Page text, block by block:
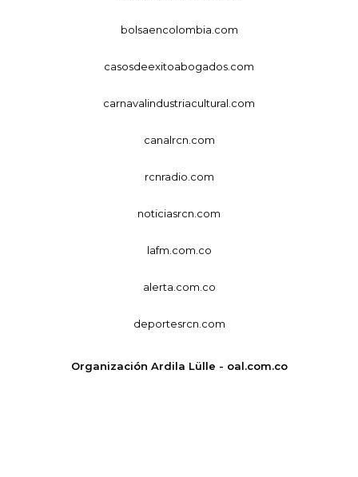
bolsaencolombia.com
casosdeexitoabogados.com
carnavalindustriacultural.com
canalrcn.com
rcnradio.com
noticiasrcn.com
lafm.com.co
alerta.com.co
deportesrcn.com
Organización Ardila Lülle - oal.com.co